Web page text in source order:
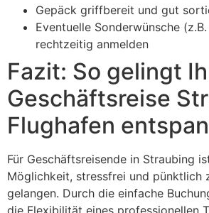
Gepäck griffbereit und gut
Eventuelle Sonderwünsche
rechtzeitig anmelden
Fazit: So gelingt
Geschäftsreise
Flughafen
Für Geschäftsreisende in Straubing
Möglichkeit, stressfrei und pünktlich
gelangen. Durch die einfache
die Flexibilität eines professionellen